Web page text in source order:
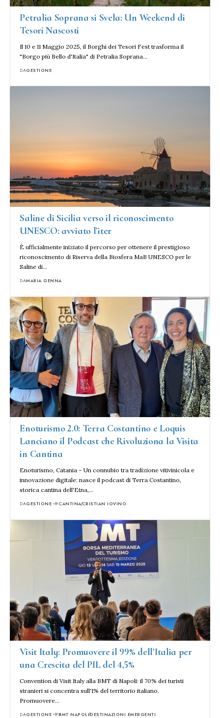
Petralia Soprana si Svela: Un Weekend di
Tesori Nascosti
Il 10 e 11 Maggio 2025, il Borghi dei Tesori Fest trasforma il
"Borgo più Bello d'Italia" di Petralia Soprana…
DAGESTIONE
Saline di Sicilia verso il riconoscimento
UNESCO: avviato l’iter
È ufficialmente iniziato il percorso per ottenere il prestigioso
riconoscimento di Riserva della Biosfera MaB UNESCO per le
Saline di…
DAMARIA GENNA
Enoturismo 2.0: Terra Costantino e Loquis
Lanciano il Podcast che Rivoluziona la Visita
in Cantina
Enoturismo, Catania – Un connubio tra tradizione vitivinicola e
innovazione digitale: nasce il podcast di Terra Costantino,
storica cantina dell'Etna,…
DAGESTIONE CANTINACRISTIAN IOVINO.
Visit Italy: Promuovere il 99% dell’Italia per
una Crescita del PIL del 4,5%
Convention di Visit Italy alla BMT di Napoli: il 70% dei turisti
stranieri si concentra sull'1% del territorio italiano.
Promuovere…
DAGESTIONE BMT NAPOLIDESTINAZIONI EMERGENTI